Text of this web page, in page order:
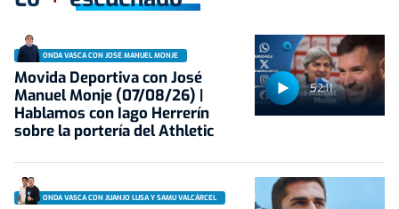
52:11
ONDA VASCA CON JOSÉ MANUEL MONJE
Movida Deportiva con José
Manuel Monje (07/08/26) |
Hablamos con Iago Herrerín
sobre la portería del Athletic
ONDA VASCA CON JUANJO LUSA Y SAMU VALCÁRCEL